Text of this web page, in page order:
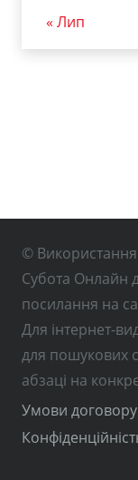
« Лип
© Використання
Субота Онлайн
посилання на
Для інтернет-
для пошукових
абзаці на
Умови